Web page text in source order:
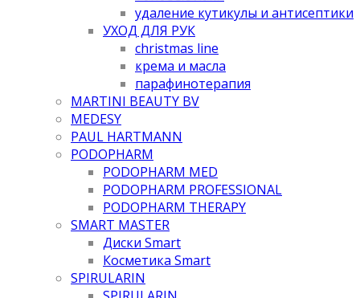
удаление кутикулы и антисептики
УХОД ДЛЯ РУК
christmas line
крема и масла
парафинотерапия
MARTINI BEAUTY BV
MEDESY
PAUL HARTMANN
PODOPHARM
PODOPHARM MED
PODOPHARM PROFESSIONAL
PODOPHARM THERAPY
SMART MASTER
Диски Smart
Косметика Smart
SPIRULARIN